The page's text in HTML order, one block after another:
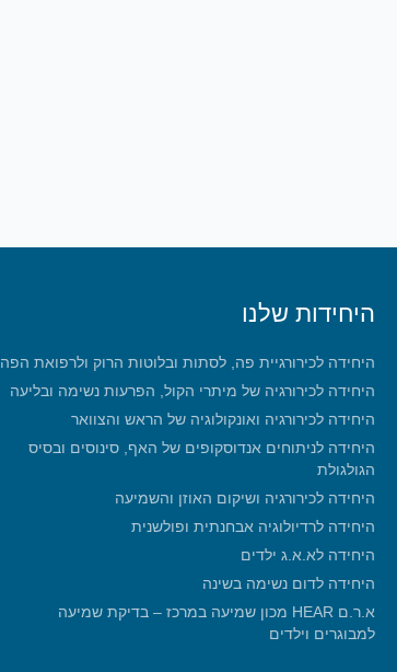
היחידות שלנו
היחידה לכירורגיית פה, לסתות ובלוטות הרוק ולרפואת הפה
היחידה לכירורגיה של מיתרי הקול, הפרעות נשימה ובליעה
היחידה לכירורגיה ואונקולוגיה של הראש והצוואר
היחידה לניתוחים אנדוסקופים של האף, סינוסים ובסיס
הגולגולת
היחידה לכירורגיה ושיקום האוזן והשמיעה
היחידה לרדיולוגיה אבחנתית ופולשנית
היחידה לא.א.ג ילדים
היחידה לדום נשימה בשינה
א.ר.ם HEAR מכון שמיעה במרכז – בדיקת שמיעה
למבוגרים וילדים